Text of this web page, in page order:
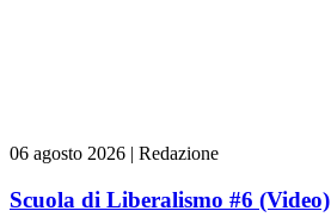
06 agosto 2026 | Redazione
Scuola di Liberalismo #6 (Video)